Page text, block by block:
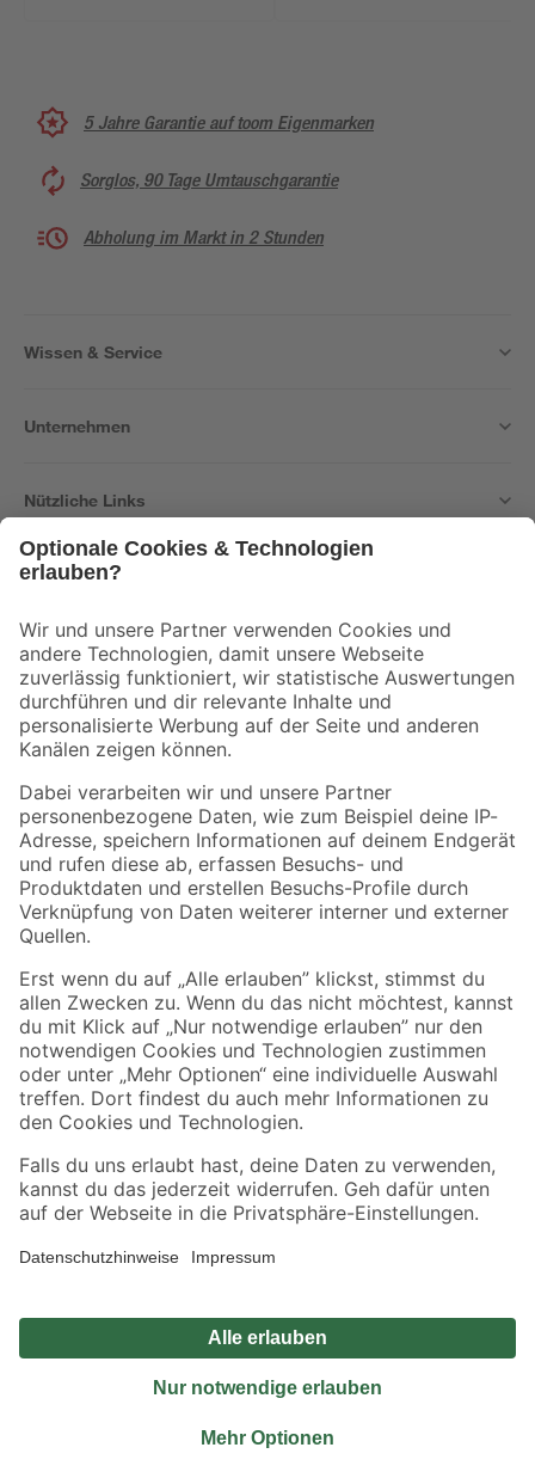
5 Jahre Garantie auf toom Eigenmarken
Sorglos, 90 Tage Umtauschgarantie
Abholung im Markt in 2 Stunden
Wissen & Service
Unternehmen
Nützliche Links
Der toom Newsletter: Keine Angebote und Aktionen mehr verpassen!
Zur Newsletter Anmeldung
Folge uns
Zahlungsarten Versandarten
Sicher einkaufen
Jetzt die toom-App herunterladen
Alle Preisangaben in EUR inkl. gesetzl. MwSt.. Die dargestellten Angebote sind unter
Umständen nicht in allen Märkten verfügbar. Die angegebenen Verfügbarkeiten beziehen
Produkte nur solange der Vorrat reicht.
*Paketversand ab 59 € versandkostenfrei, gilt nicht für Artikel mit Speditionsversand, hier
Privatsphäre Impressum
Nutzungsbedingungen
Widerrufsrecht
Vertrag widerrufen
© 2026 toom Baumarkt GmbH